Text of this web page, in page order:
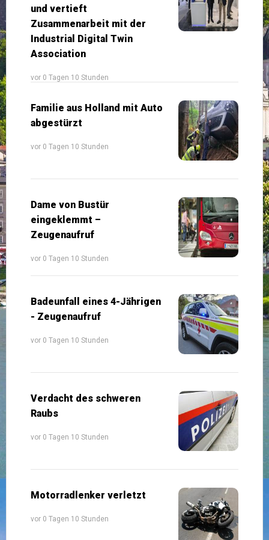
und vertieft
Zusammenarbeit mit der
Industrial Digital Twin
Association
vor 0 Tagen 10 Stunden
Familie aus Holland mit Auto
abgestürzt
vor 0 Tagen 10 Stunden
Dame von Bustür
eingeklemmt –
Zeugenaufruf
vor 0 Tagen 10 Stunden
Badeunfall eines 4-Jährigen
- Zeugenaufruf
vor 0 Tagen 10 Stunden
Verdacht des schweren
Raubs
vor 0 Tagen 10 Stunden
Motorradlenker verletzt
vor 0 Tagen 10 Stunden